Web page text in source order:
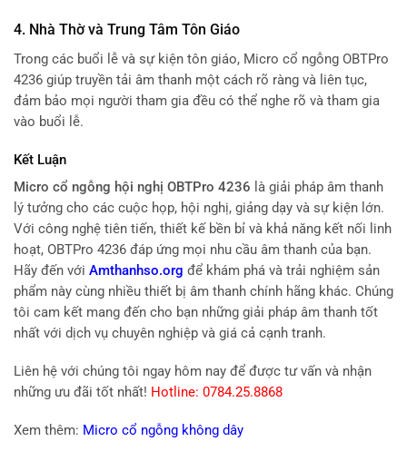
4. Nhà Thờ và Trung Tâm Tôn Giáo
Trong các buổi lễ và sự kiện tôn giáo, Micro cổ ngỗng OBTPro
4236 giúp truyền tải âm thanh một cách rõ ràng và liên tục,
đảm bảo mọi người tham gia đều có thể nghe rõ và tham gia
vào buổi lễ.
Kết Luận
Micro cổ ngỗng hội nghị OBTPro 4236 là giải pháp âm thanh
lý tưởng cho các cuộc họp, hội nghị, giảng dạy và sự kiện lớn.
Với công nghệ tiên tiến, thiết kế bền bỉ và khả năng kết nối linh
hoạt, OBTPro 4236 đáp ứng mọi nhu cầu âm thanh của bạn.
Hãy đến với Amthanhso.org để khám phá và trải nghiệm sản
phẩm này cùng nhiều thiết bị âm thanh chính hãng khác. Chúng
tôi cam kết mang đến cho bạn những giải pháp âm thanh tốt
nhất với dịch vụ chuyên nghiệp và giá cả cạnh tranh.
Liên hệ với chúng tôi ngay hôm nay để được tư vấn và nhận
những ưu đãi tốt nhất! Hotline: 0784.25.8868
Xem thêm: Micro cổ ngỗng không dây